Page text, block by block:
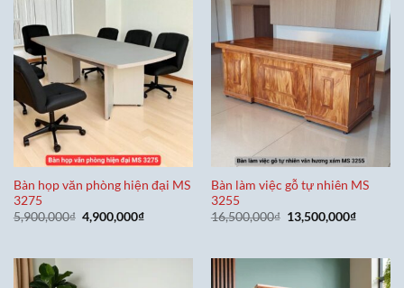
Bàn họp văn phòng hiện đại MS
3275
5,900,000₫ Giá
gốc
4,900,000₫Giá
4,900,000₫.
Bàn làm việc gỗ tự nhiên MS
3255
16,500,000₫ Giá
gốc
13,500,000₫Giá